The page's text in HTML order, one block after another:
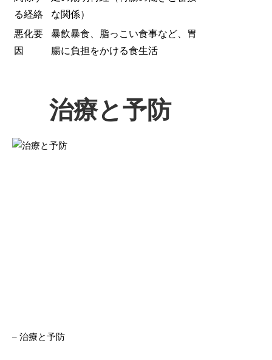
る経絡
な関係）
悪化要
因
暴飲暴食、脂っこい食事など、胃
腸に負担をかける食生活
治療と予防
– 治療と予防